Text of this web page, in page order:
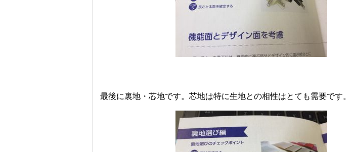
最後に裏地・芯地です。芯地は特に生地との相性はとても需要です。